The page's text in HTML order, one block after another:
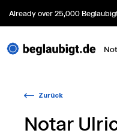
Already over 25,000
Zurück
Notar